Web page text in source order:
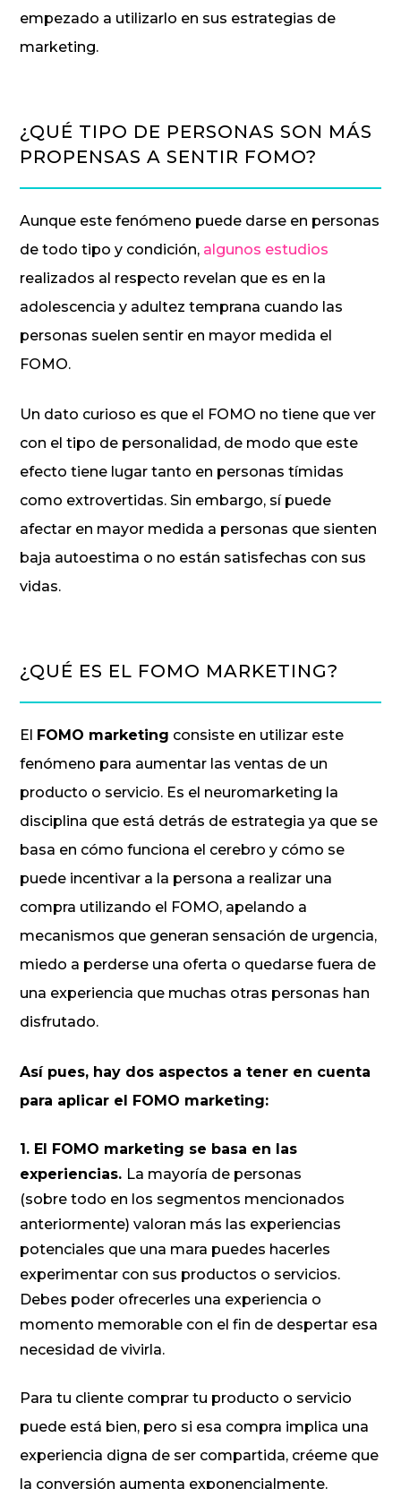
empezado a utilizarlo en sus estrategias de
marketing.
¿QUÉ TIPO DE PERSONAS SON MÁS
PROPENSAS A SENTIR FOMO?
Aunque este fenómeno puede darse en personas
de todo tipo y condición, algunos estudios
realizados al respecto revelan que es en la
adolescencia y adultez temprana cuando las
personas suelen sentir en mayor medida el
FOMO.
Un dato curioso es que el FOMO no tiene que ver
con el tipo de personalidad, de modo que este
efecto tiene lugar tanto en personas tímidas
como extrovertidas. Sin embargo, sí puede
afectar en mayor medida a personas que sienten
baja autoestima o no están satisfechas con sus
vidas.
¿QUÉ ES EL FOMO MARKETING?
El FOMO marketing consiste en utilizar este
fenómeno para aumentar las ventas de un
producto o servicio. Es el neuromarketing la
disciplina que está detrás de estrategia ya que se
basa en cómo funciona el cerebro y cómo se
puede incentivar a la persona a realizar una
compra utilizando el FOMO, apelando a
mecanismos que generan sensación de urgencia,
miedo a perderse una oferta o quedarse fuera de
una experiencia que muchas otras personas han
disfrutado.
Así pues, hay dos aspectos a tener en cuenta
para aplicar el FOMO marketing:
1. El FOMO marketing se basa en las
experiencias. La mayoría de personas
(sobre todo en los segmentos mencionados
anteriormente) valoran más las experiencias
potenciales que una mara puedes hacerles
experimentar con sus productos o servicios.
Debes poder ofrecerles una experiencia o
momento memorable con el fin de despertar esa
necesidad de vivirla.
Para tu cliente comprar tu producto o servicio
puede está bien, pero si esa compra implica una
experiencia digna de ser compartida, créeme que
la conversión aumenta exponencialmente.